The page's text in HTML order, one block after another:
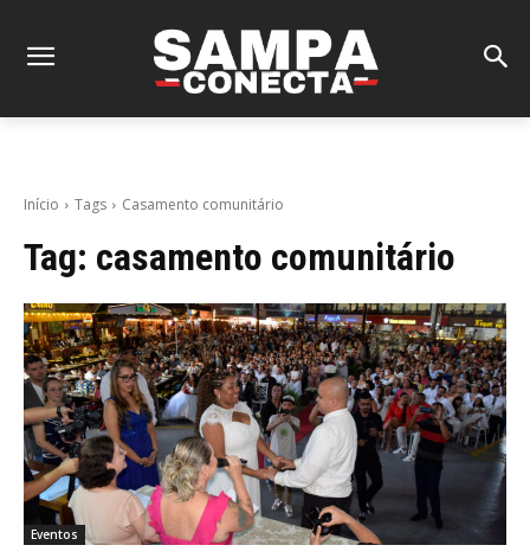
Início Tags Casamento comunitário
Tag: casamento comunitário
Eventos